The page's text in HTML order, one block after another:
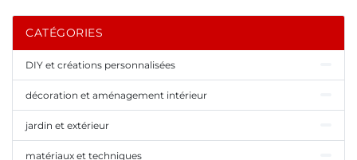
CATÉGORIES
DIY et créations personnalisées
décoration et aménagement intérieur
jardin et extérieur
matériaux et techniques